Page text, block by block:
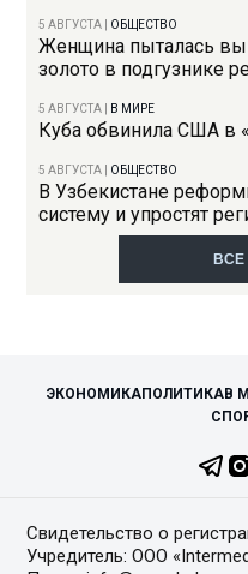
5 АВГУСТА ОБЩЕСТВО
Женщина пыталась
золото в подгузнике
5 АВГУСТА В МИРЕ
Куба обвинила США в
5 АВГУСТА ОБЩЕСТВО
В Узбекистане
систему и упростят
ЭКОНОМИКАПОЛИТИКАВ
Свидетельство о
Учредитель: ООО